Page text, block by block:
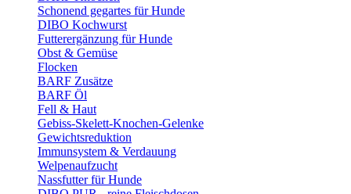
Schonend gegartes für Hunde
DIBO Kochwurst
Futterergänzung für Hunde
Obst & Gemüse
Flocken
BARF Zusätze
BARF Öl
Fell & Haut
Gebiss-Skelett-Knochen-Gelenke
Gewichtsreduktion
Immunsystem & Verdauung
Welpenaufzucht
Nassfutter für Hunde